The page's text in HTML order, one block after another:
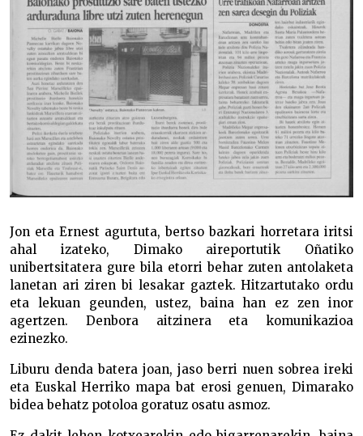
Jon eta Ernest agurtuta, bertso bazkari horretara iritsi
ahal izateko, Dimako aireportutik Oñatiko
unibertsitatera gure bila etorri behar zuten antolaketa
lanetan ari ziren bi lesakar gaztek. Hitzartutako ordu
eta lekuan geunden, ustez, baina han ez zen inor
agertzen. Denbora aitzinera eta komunikazioa
ezinezko.
Liburu denda batera joan, jaso berri nuen sobrea ireki
eta Euskal Herriko mapa bat erosi genuen, Dimarako
bidea behatz potoloa goratuz osatu asmoz.